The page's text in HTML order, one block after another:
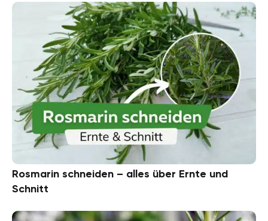
Rosmarin schneiden – alles über Ernte und
Schnitt